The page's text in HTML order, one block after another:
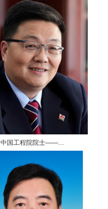
中国工程院院士——...